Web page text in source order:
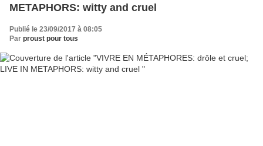
METAPHORS: witty and cruel
Publié le 23/09/2017 à 08:05
Par proust pour tous